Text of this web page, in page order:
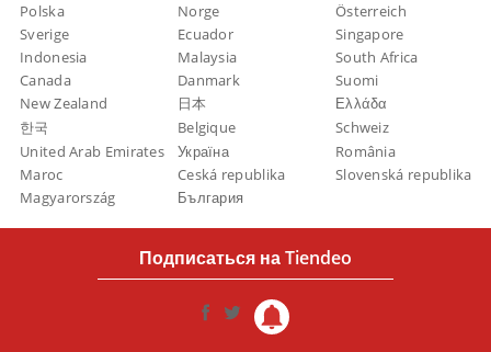
Polska Norge
Österreich
Sverige
Ecuador
Singapore
Indonesia
Malaysia
South Africa
Canada
Danmark
Suomi
New Zealand
日本
Ελλάδα
한국
Belgique
Schweiz
United Arab Emirates
Україна
România
Maroc
Ceská republika
Slovenská republika
Magyarország
България
Подписаться на Tiendeo